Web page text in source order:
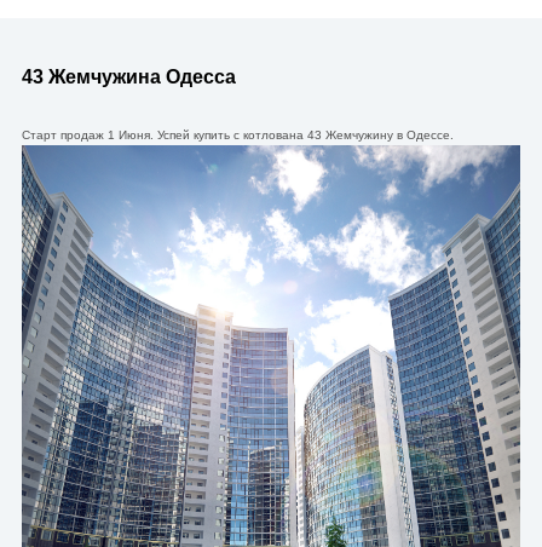
43 Жемчужина Одесса
Старт продаж 1 Июня. Успей купить с котлована 43 Жемчужину в Одессе.